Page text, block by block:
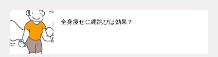
全身痩せに縄跳びは効果？